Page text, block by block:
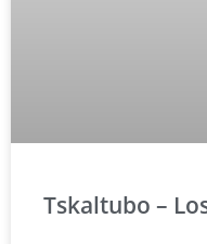
Tskaltubo –